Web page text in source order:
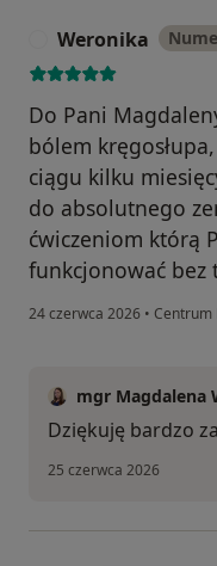
Weronika
Do Pani
bólem
ciągu kilku
do absolutnego
ćwiczeniom którą
funkcjonować bez
24 czerwca 2026 • Centrum
mgr Magdalena
Dziękuję bardzo
25 czerwca 2026